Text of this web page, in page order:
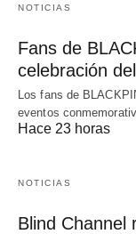
NOTICIAS
Fans de
celebración
Los fans de
eventos
Hace 23 horas
NOTICIAS
Blind Channel